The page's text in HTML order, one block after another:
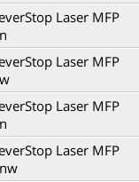
Laser MFP
Laser MFP
Laser MFP
Laser MFP